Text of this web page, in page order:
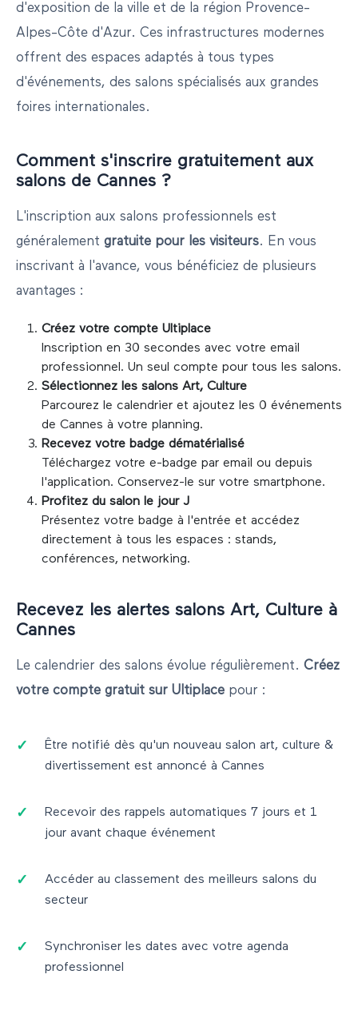
d'exposition de la ville et de la région Provence-
Alpes-Côte d'Azur. Ces infrastructures modernes
offrent des espaces adaptés à tous types
d'événements, des salons spécialisés aux grandes
foires internationales.
Comment s'inscrire gratuitement aux
salons de Cannes ?
L'inscription aux salons professionnels est
généralement gratuite pour les visiteurs. En vous
inscrivant à l'avance, vous bénéficiez de plusieurs
avantages :
Créez votre compte Ultiplace
Inscription en 30 secondes avec votre email
professionnel. Un seul compte pour tous les salons.
Sélectionnez les salons Art, Culture
Parcourez le calendrier et ajoutez les 0 événements
de Cannes à votre planning.
Recevez votre badge dématérialisé
Téléchargez votre e-badge par email ou depuis
l'application. Conservez-le sur votre smartphone.
Profitez du salon le jour J
Présentez votre badge à l'entrée et accédez
directement à tous les espaces : stands,
conférences, networking.
Recevez les alertes salons Art, Culture à
Cannes
Le calendrier des salons évolue régulièrement. Créez
votre compte gratuit sur Ultiplace pour :
Être notifié dès qu'un nouveau salon art, culture &
divertissement est annoncé à Cannes
Recevoir des rappels automatiques 7 jours et 1
jour avant chaque événement
Accéder au classement des meilleurs salons du
secteur
Synchroniser les dates avec votre agenda
professionnel